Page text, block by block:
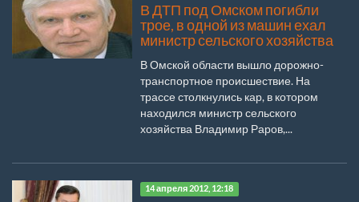
В ДТП под Омском погибли
трое, в одной из машин ехал
министр сельского хозяйства
В Омской области вышло дорожно-
транспортное происшествие. На
трассе столкнулись кар, в котором
находился министр сельского
хозяйства Владимир Раров,...
14 апреля 2012, 12:18